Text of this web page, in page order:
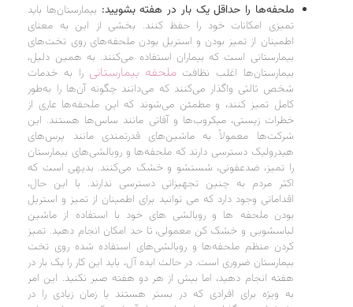
ملحفه‌ها را حداقل یک بار در هفته بشویید: بیمارستان‌ها باید
تمیزی امکانات خود را حفظ کنند. بخشی از این به معنای
اطمینان از تمیز بودن و استریل بودن ملحفه‌های روی تخت‌های
بیمارستانی است که بیماران استفاده می‌کنند. به همین دلیل،
بیمارستان‌ها اغلب نظافتملحفه‌ بیمارستانی را به خدمات
شخص ثالثی واگذار می‌کنند که می‌دانند چگونه آن‌‌‌‌‌‌‌‌‌‌‌‌‌‌‌‌‌‌‌‌‌‌‌‌‌ها را به‌طور
کامل تمیز کنند، و مطمئن می‌شوند که این ملحفه‌ها عاری از
خطرات زیستی، میکروب‌ها و آفاتی مانند ساس‌ها هستند. این
شرکت‌ها معمولاً به ماشین‌های قدرتمندی مانند پرس‌های
هیدرولیک دسترسی دارند که ملحفه‌ها و روبالشی‌های بیمارستان
را تمیز، ضدعفونی، شستشو و خشک می‌کنند. بدیهی است که
اکثر مردم به چنین تجهیزاتی دسترسی ندارند. با این حال،
اقداماتی وجود دارد که می توانید برای اطمینان از تمیز و استریل
بودن ملحفه ها و روبالشی های خود با استفاده از ماشین
لباسشویی و خشک کن معمولی، تا حد امکان انجام دهید. تمیز
کردن منظم ملحفه‌ها و روبالشی‌های استفاده شده روی تخت
بیمارستان ضروری است. در حالت ایده آل، باید این کار را یک بار در
هفته انجام دهید، اما بیش از هر دو هفته صبر نکنید. این امر
به ویژه برای افرادی که در بستر هستند یا زمان زیادی را در